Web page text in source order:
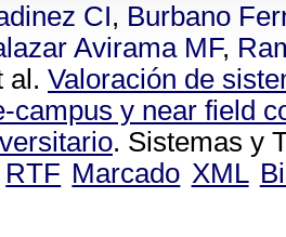
CI, Burbano
Avirama MF,
al. Valoración de
campus y near field
. Sistemas y
RTF Marcado XML